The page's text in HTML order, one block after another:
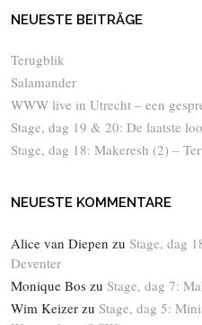
NEUESTE BEITRÄGE
Terugblik
Salamander
WWW live in Utrecht – een
Stage, dag 19 & 20: De laatste
Stage, dag 18: Makeresh (2) –
NEUESTE KOMMENTARE
Alice van Diepen zu Stage, dag
Deventer
Monique Bos zu Stage, dag 7:
Wim Keizer zu Stage, dag 5: